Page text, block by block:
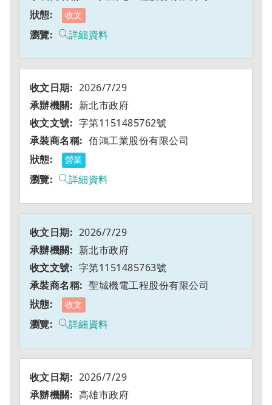
收文
詳細資料
2026/7/29
新北市政府
字第1151485762號
佰鴻工業股份有限公司
營業
詳細資料
2026/7/29
新北市政府
字第1151485763號
聖城機電工程股份有限公司
收文
詳細資料
2026/7/29
高雄市政府